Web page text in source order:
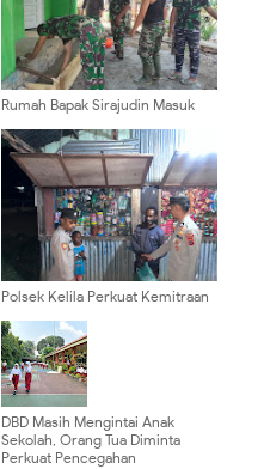
Rumah Bapak Sirajudin Masuk
Diserahkan
Polsek Kelila Perkuat Kemitraan
Patroli Dialogis
DBD Masih Mengintai Anak
Sekolah, Orang Tua Diminta
Perkuat Pencegahan